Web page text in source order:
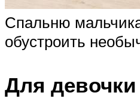
Спальню
обустроить
Для девочки